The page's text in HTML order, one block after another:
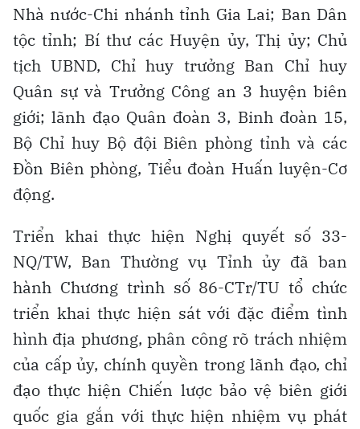
Nhà nước-Chi nhánh tỉnh Gia Lai; Ban Dân
tộc tỉnh; Bí thư các Huyện ủy, Thị ủy; Chủ
tịch UBND, Chỉ huy trưởng Ban Chỉ huy
Quân sự và Trưởng Công an 3 huyện biên
giới; lãnh đạo Quân đoàn 3, Binh đoàn 15,
Bộ Chỉ huy Bộ đội Biên phòng tỉnh và các
Đồn Biên phòng, Tiểu đoàn Huấn luyện-Cơ
động.
Triển khai thực hiện Nghị quyết số 33-
NQ/TW, Ban Thường vụ Tỉnh ủy đã ban
hành Chương trình số 86-CTr/TU tổ chức
triển khai thực hiện sát với đặc điểm tình
hình địa phương, phân công rõ trách nhiệm
của cấp ủy, chính quyền trong lãnh đạo, chỉ
đạo thực hiện Chiến lược bảo vệ biên giới
quốc gia gắn với thực hiện nhiệm vụ phát